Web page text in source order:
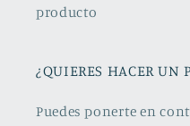
producto
¿QUIERES HACER UN
Puedes ponerte en